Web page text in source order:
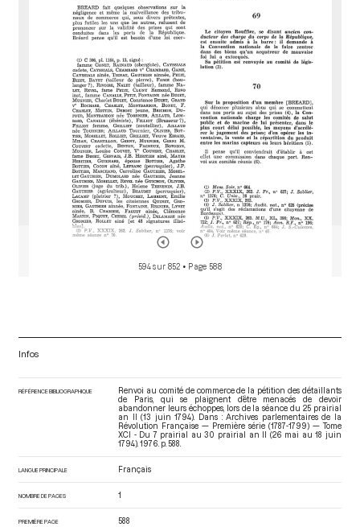
594 sur 852 • Page 588
Infos
RÉFÉRENCE BIBLIOGRAPHIQUE
Renvoi au comité de commerce de la pétition des détaillants
de Paris, qui se plaignent d’être menacés de devoir
abandonner leurs échoppes, lors de la séance du 25 prairial
an II (13 juin 1794). Dans : Archives parlementaires de la
Révolution Française — Première série (1787-1799) — Tome
XCI - Du 7 prairial au 30 prairial an II (26 mai au 18 juin
1794) . 1976. p. 588.
LANGUE PRINCIPALE Français
NOMBRE DE PAGES 1
PREMIÈRE PAGE 588